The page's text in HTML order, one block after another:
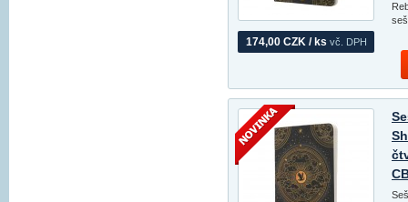
174,00 CZK / ks vč. DPH